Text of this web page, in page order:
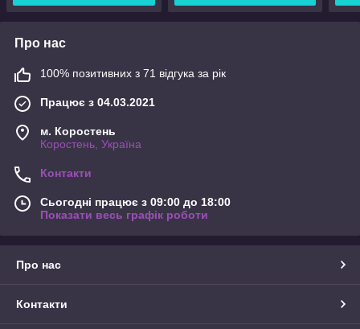
Про нас
100% позитивних з 71 відгука за рік
Працює з 04.03.2021
м. Коростень
Коростень, Україна
Контакти
Сьогодні працює з 09:00 до 18:00
Показати весь графік роботи
Про нас
Контакти